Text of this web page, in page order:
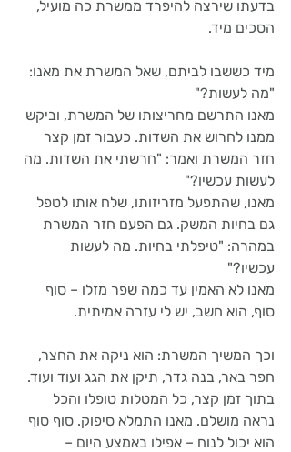
בדעתו שירצה להיפרד ממשרת כה מועיל,
הסכים מיד.
מיד כששבו לביתם, שאל המשרת את מאנו:
"מה לעשות?"
מאנו התרשם מחריצותו של המשרת, וביקש
ממנו לחרוש את השדות. כעבור זמן קצר
חזר המשרת ואמר: "חרשתי את השדות. מה
לעשות עכשיו?"
מאנו, שהתפעל מזריזותו, שלח אותו לטפל
גם בחיות המשק. גם הפעם חזר המשרת
במהרה: "טיפלתי בחיות. מה לעשות
עכשיו?"
מאנו לא האמין עד כמה שפר מזלו – סוף
סוף, הוא חשב, יש לי עזרה אמיתית.
וכך המשיך המשרת: הוא ניקה את החצר,
חפר באר, בנה גדר, תיקן את הגג ועוד ועוד.
בתוך זמן קצר, כל המטלות טופלו והכל
נראה מושלם. מאנו התמלא סיפוק. סוף סוף
הוא יכול לנוח – אפילו באמצע היום –